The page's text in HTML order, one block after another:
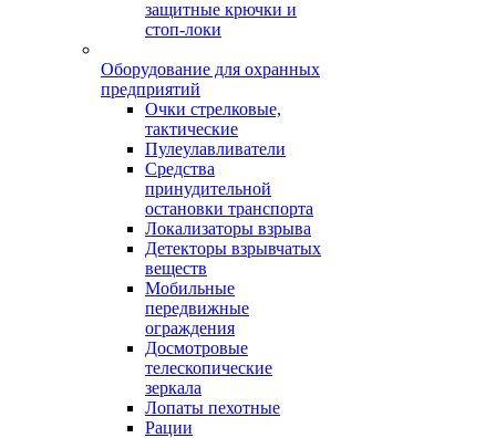
защитные крючки и
стоп-локи
Оборудование для охранных
предприятий
Очки стрелковые,
тактические
Пулеулавливатели
Средства
принудительной
остановки транспорта
Локализаторы взрыва
Детекторы взрывчатых
веществ
Мобильные
передвижные
ограждения
Досмотровые
телескопические
зеркала
Лопаты пехотные
Рации